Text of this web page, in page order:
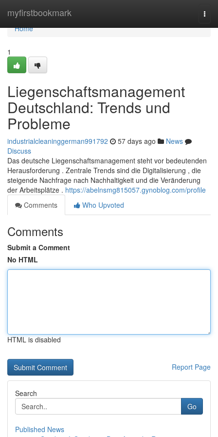
myfirstbookmark
Home
Home
1
Liegenschaftsmanagement
Deutschland: Trends und
Probleme
industrialcleaninggerman991792 57 days ago
News
Discuss
Das deutsche Liegenschaftsmanagement steht vor bedeutenden
Herausforderung . Zentrale Trends sind die Digitalisierung , die
steigende Nachfrage nach Nachhaltigkeit und die Veränderung
der Arbeitsplätze . https://abelnsmg815057.gynoblog.com/profile
Comments
Who Upvoted
Comments
Submit a Comment
No HTML
HTML is disabled
Report Page
Search
Go
Published News